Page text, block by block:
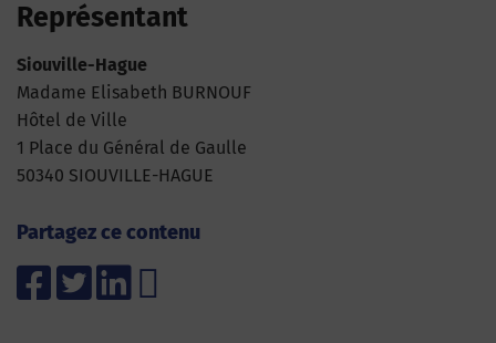
Représentant
Siouville-Hague
Madame Elisabeth BURNOUF
Hôtel de Ville
1 Place du Général de Gaulle
50340 SIOUVILLE-HAGUE
Partagez ce contenu